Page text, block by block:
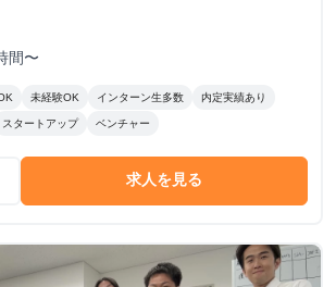
間〜
未経験OK インターン生多数 内定実績あり
スタートアップ ベンチャー
求人を見る